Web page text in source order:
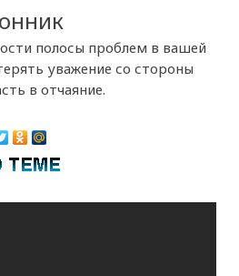
полосы проблем в вашей
уважение со стороны
в отчаяние.